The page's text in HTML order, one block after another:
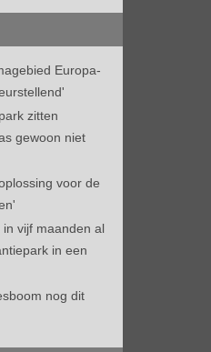
Europa-
zitten
gewoon niet
voor de
vijf maanden al
in een
nog dit